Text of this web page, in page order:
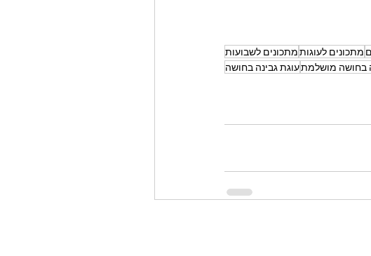
מתכונים לעוגותמתכונים לשבועות
בחושה מושלמתעוגת גבינה בחושה